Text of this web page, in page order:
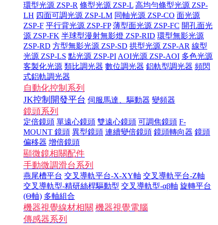
環型光源 ZSP-R 條型光源 ZSP-L 高均勻條型光源 ZSP-
LH 四面可調光源 ZSP-LM 同軸光源 ZSP-CO 面光源
ZSP-F 平行背光源 ZSP-FP 薄型面光源 ZSP-FC 開孔面光
源 ZSP-FK 半球型漫射無影燈 ZSP-RID 環型無影光源
ZSP-RD 方型無影光源 ZSP-SD 拱型光源 ZSP-AR 線型
光源 ZSP-LS 點光源 ZSP-PI AOI光源 ZSP-AOI 多色光源
客製化光源 類比調光器 數位調光器 鋁軌型調光器 頻閃
式鋁軌調光器
自動化控制系列
JK控制開發平台 伺服馬達、驅動器 變頻器
鏡頭系列
定倍鏡頭 單遠心鏡頭 雙遠心鏡頭 可調焦鏡頭 F-
MOUNT 鏡頭 異型鏡頭 連續變倍鏡頭 鏡頭轉向器 鏡頭
偏移器 增倍鏡頭
顯微鏡相關配件
手動微調滑台系列
燕尾槽平台 交叉導軌平台-X-XY軸 交叉導軌平台-Z軸
交叉導軌型-精研絲桿驅動型 交叉導軌型-αβ軸 旋轉平台
(Θ軸) 多軸組合
機器視覺線材相關 機器視覺電腦
傳感器系列